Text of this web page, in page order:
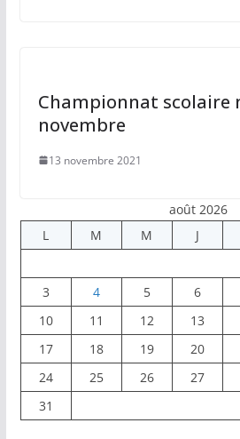
Championnat scolaire
novembre
13 novembre 2021
août 2026
L
M M J
3
4 5 6
10
11 12 13
17
18 19 20
24
25 26 27
31